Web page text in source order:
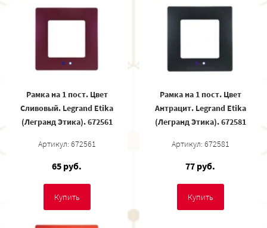
Рамка на 1 пост. Цвет
Сливовый. Legrand Etika
(Легранд Этика). 672561
Артикул: 672561
65 руб.
Купить
Рамка на 1 пост. Цвет
Антрацит. Legrand Etika
(Легранд Этика). 672581
Артикул: 672581
77 руб.
Купить